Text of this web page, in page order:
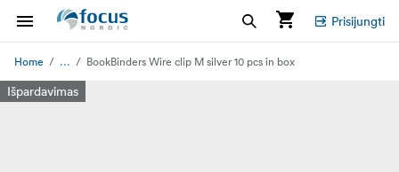
Prisijungti
Home ... BookBinders Wire clip M silver 10 pcs in box
Išpardavimas